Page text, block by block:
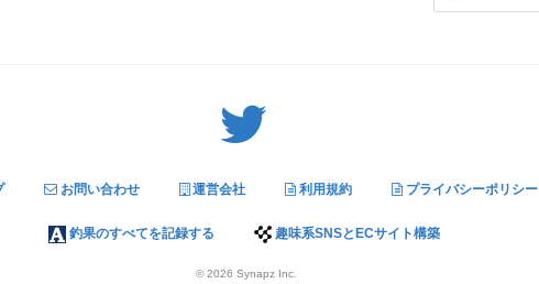
お問い合わせ 運営会社 利用規約 プライバシーポリシー
釣果のすべてを記録する 趣味系SNSとECサイト構築
© 2026 Synapz Inc.